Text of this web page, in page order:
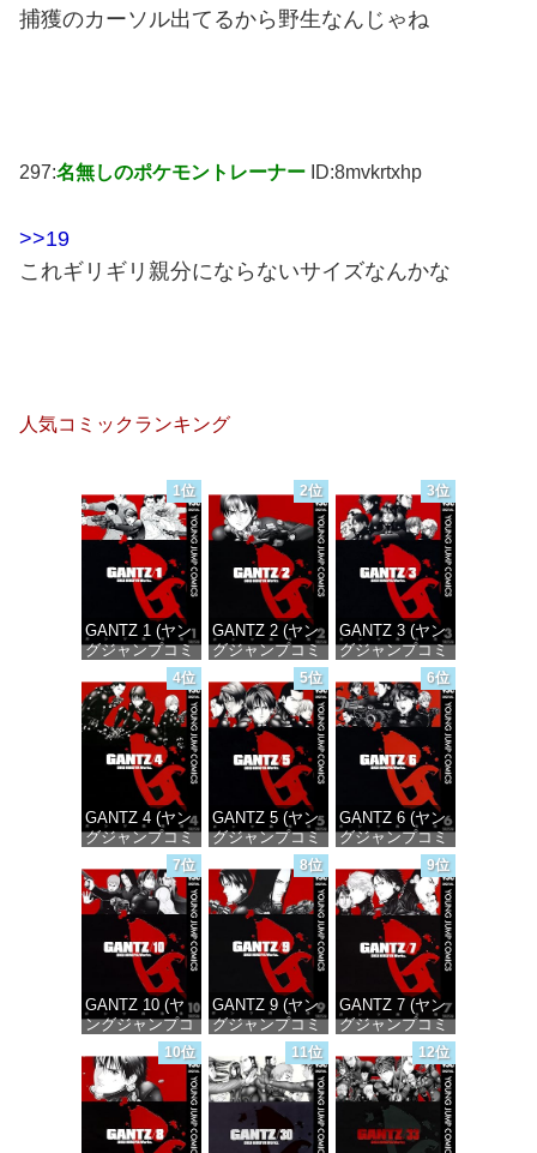
捕獲のカーソル出てるから野生なんじゃね
297:名無しのポケモントレーナー ID:8mvkrtxhp
>>19
これギリギリ親分にならないサイズなんかな
人気コミックランキング
1位
GANTZ 1 (ヤン
グジャンプコミ
ックスDIGITAL)
価格：¥100
2位
GANTZ 2 (ヤン
グジャンプコミ
ックスDIGITAL)
価格：¥100
3位
GANTZ 3 (ヤン
グジャンプコミ
ックスDIGITAL)
価格：¥100
4位
GANTZ 4 (ヤン
グジャンプコミ
ックスDIGITAL)
価格：¥100
5位
GANTZ 5 (ヤン
グジャンプコミ
ックスDIGITAL)
価格：¥100
6位
GANTZ 6 (ヤン
グジャンプコミ
ックスDIGITAL)
価格：¥100
7位
GANTZ 10 (ヤ
ングジャンプコ
DIGITAL)
価格：¥100
8位
GANTZ 9 (ヤン
グジャンプコミ
ックスDIGITAL)
価格：¥100
9位
GANTZ 7 (ヤン
グジャンプコミ
ックスDIGITAL)
価格：¥100
10位 11位 12位